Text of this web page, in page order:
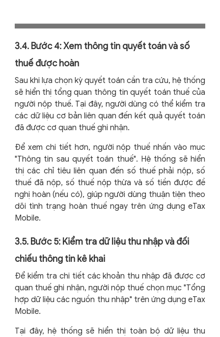
3.4. Bước 4: Xem thông tin quyết toán và số
thuế được hoàn
Sau khi lựa chọn kỳ quyết toán cần tra cứu, hệ thống
sẽ hiển thị tổng quan thông tin quyết toán thuế của
người nộp thuế. Tại đây, người dùng có thể kiểm tra
các dữ liệu cơ bản liên quan đến kết quả quyết toán
đã được cơ quan thuế ghi nhận.
Để xem chi tiết hơn, người nộp thuế nhấn vào mục
"Thông tin sau quyết toán thuế". Hệ thống sẽ hiển
thị các chỉ tiêu liên quan đến số thuế phải nộp, số
thuế đã nộp, số thuế nộp thừa và số tiền được đề
nghị hoàn (nếu có), giúp người dùng thuận tiện theo
dõi tình trạng hoàn thuế ngay trên ứng dụng eTax
Mobile.
3.5. Bước 5: Kiểm tra dữ liệu thu nhập và đối
chiếu thông tin kê khai
Để kiểm tra chi tiết các khoản thu nhập đã được cơ
quan thuế ghi nhận, người nộp thuế chọn mục "Tổng
hợp dữ liệu các nguồn thu nhập" trên ứng dụng eTax
Mobile.
Tại đây, hệ thống sẽ hiển thị toàn bộ dữ liệu thu